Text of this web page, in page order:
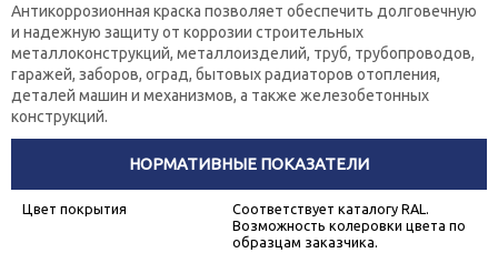
Антикоррозионная краска позволяет обеспечить долговечную
и надежную защиту от коррозии строительных
металлоконструкций, металлоизделий, труб, трубопроводов,
гаражей, заборов, оград, бытовых радиаторов отопления,
деталей машин и механизмов, а также железобетонных
конструкций.
НОРМАТИВНЫЕ ПОКАЗАТЕЛИ
Цвет покрытия
Соответствует каталогу RAL.
Возможность колеровки цвета по
образцам заказчика.